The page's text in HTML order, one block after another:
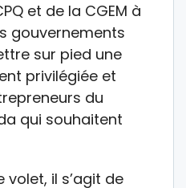
et de la CGEM à
gouvernements
sur pied une
privilégiée et
du
qui souhaitent
il s’agit de